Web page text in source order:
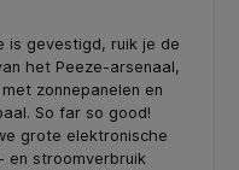
is gevestigd, ruik je de
het Peeze-arsenaal,
zonnepanelen en
So far so good!
grote elektronische
en stroomverbruik